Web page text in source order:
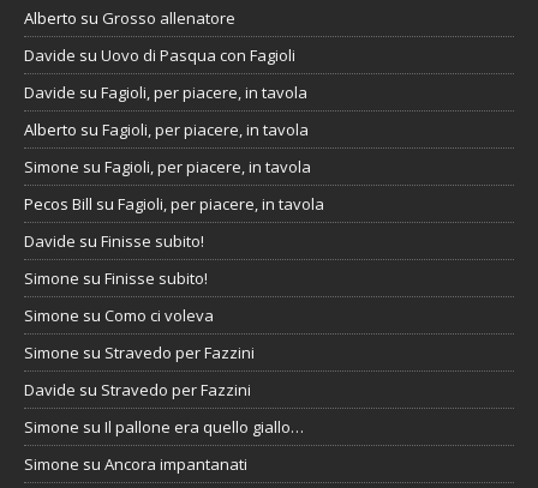
Alberto su Grosso allenatore
Davide su Uovo di Pasqua con Fagioli
Davide su Fagioli, per piacere, in tavola
Alberto su Fagioli, per piacere, in tavola
Simone su Fagioli, per piacere, in tavola
Pecos Bill su Fagioli, per piacere, in tavola
Davide su Finisse subito!
Simone su Finisse subito!
Simone su Como ci voleva
Simone su Stravedo per Fazzini
Davide su Stravedo per Fazzini
Simone su Il pallone era quello giallo…
Simone su Ancora impantanati